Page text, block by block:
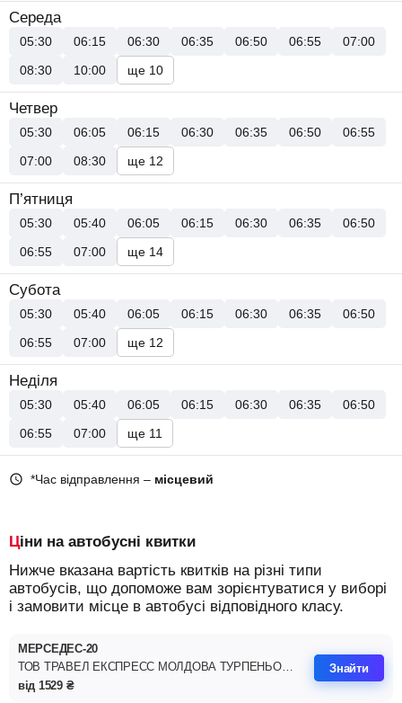
Середа
05:30 06:15 06:30 06:35 06:50 06:55
07:00
08:30
10:00 ще 10
Четвер
05:30 06:05 06:15 06:30 06:35 06:50
06:55
07:00
08:30 ще 12
П’ятниця
05:30 05:40 06:05 06:15 06:30 06:35
06:50
06:55
07:00 ще 14
Субота
05:30 05:40 06:05 06:15 06:30 06:35
06:50
06:55
07:00 ще 12
Неділя
05:30 05:40 06:05 06:15 06:30 06:35
06:50
06:55
07:00 ще 11
*Час відправлення – місцевий
Ціни на автобусні квитки
Нижче вказана вартість квитків на різні типи
автобусів, що допоможе вам зорієнтуватися у виборі
і замовити місце в автобусі відповідного класу.
МЕРСЕДЕС-20
ТОВ ТРАВЕЛ ЕКСПРЕСС МОЛДОВА ТУРПЕНЬОРА І.Д
від 1529 ₴
Знайти